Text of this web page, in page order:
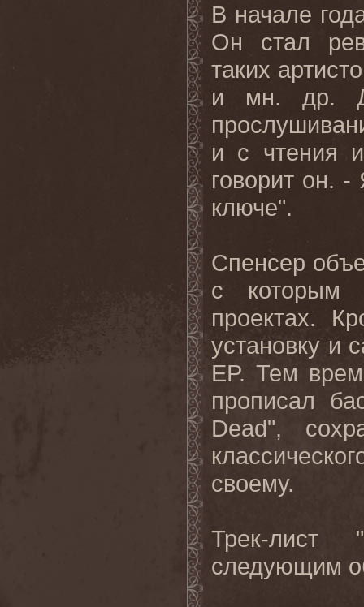
В начале
Он стал
таких
и мн. др.
и с чтения
говорит он.
ключе".
Спенсер
с которым
проектах.
установку и
EP. Тем
прописал
Dead",
своему.
Трек-лист
следующим